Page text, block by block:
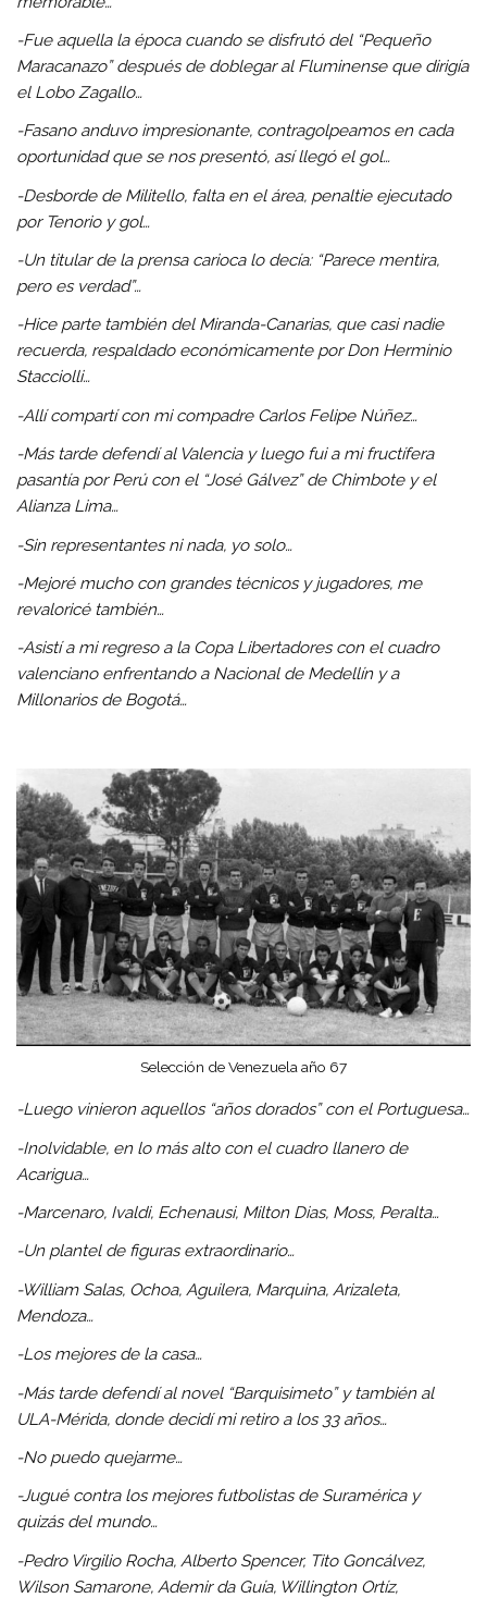
-Fue aquella la época cuando se disfrutó del “Pequeño
Maracanazo” después de doblegar al Fluminense que dirigía
el Lobo Zagallo…
-Fasano anduvo impresionante, contragolpeamos en cada
oportunidad que se nos presentó, así llegó el gol…
-Desborde de Militello, falta en el área, penaltie ejecutado
por Tenorio y gol…
-Un titular de la prensa carioca lo decía: “Parece mentira,
pero es verdad”…
-Hice parte también del Miranda-Canarias, que casi nadie
recuerda, respaldado económicamente por Don Herminio
Stacciolli…
-Allí compartí con mi compadre Carlos Felipe Núñez…
-Más tarde defendí al Valencia y luego fui a mi fructífera
pasantía por Perú con el “José Gálvez” de Chimbote y el
Alianza Lima…
-Sin representantes ni nada, yo solo…
-Mejoré mucho con grandes técnicos y jugadores, me
revaloricé también…
-Asistí a mi regreso a la Copa Libertadores con el cuadro
valenciano enfrentando a Nacional de Medellín y a
Millonarios de Bogotá…
Selección de Venezuela año 67
-Luego vinieron aquellos “años dorados” con el Portuguesa…
-Inolvidable, en lo más alto con el cuadro llanero de
Acarigua…
-Marcenaro, Ivaldi, Echenausi, Milton Dias, Moss, Peralta…
-Un plantel de figuras extraordinario…
-William Salas, Ochoa, Aguilera, Marquina, Arizaleta,
Mendoza…
-Los mejores de la casa…
-Más tarde defendí al novel “Barquisimeto” y también al
ULA-Mérida, donde decidí mi retiro a los 33 años…
-No puedo quejarme…
-Jugué contra los mejores futbolistas de Suramérica y
quizás del mundo…
-Pedro Virgilio Rocha, Alberto Spencer, Tito Goncálvez,
Wilson Samarone, Ademir da Guía, Willington Ortíz,